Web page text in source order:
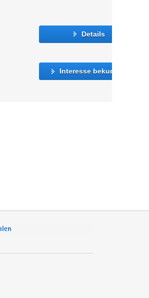
Details
Interesse bekunden